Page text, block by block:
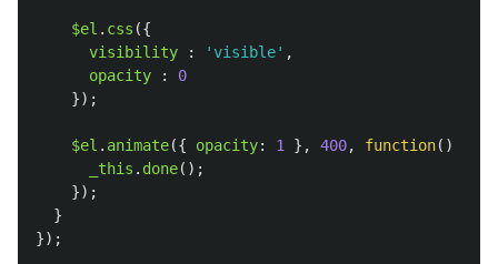
$el . css ({
visibility
: ' visible' ,
opacity
:
0
});
$el . animate({ opacity: 1 }, 400, function()
_this . done();
});
}
});